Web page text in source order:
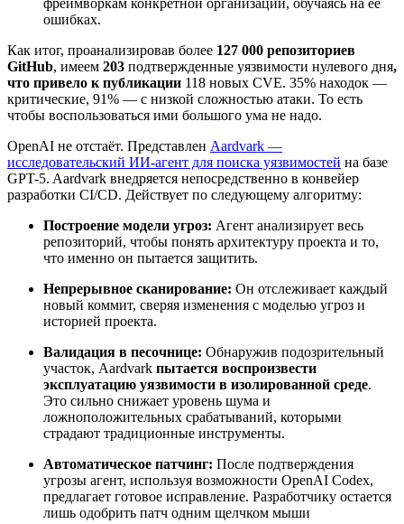
ошибках.
Как итог, проанализировав более 127 000 репозиториев
GitHub, имеем 203 подтвержденные уязвимости нулевого дня,
что привело к публикации 118 новых CVE. 35% находок —
критические, 91% — с низкой сложностью атаки. То есть
чтобы воспользоваться ими большого ума не надо.
OpenAI не отстаёт. Представлен Aardvark —
исследовательский ИИ-агент для поиска уязвимостей на базе
GPT-5. Aardvark внедряется непосредственно в конвейер
разработки CI/CD. Действует по следующему алгоритму:
Построение модели угроз: Агент анализирует весь
репозиторий, чтобы понять архитектуру проекта и то,
что именно он пытается защитить.
Непрерывное сканирование: Он отслеживает каждый
новый коммит, сверяя изменения с моделью угроз и
историей проекта.
Валидация в песочнице: Обнаружив подозрительный
участок, Aardvark пытается воспроизвести
эксплуатацию уязвимости в изолированной среде.
Это сильно снижает уровень шума и
ложноположительных срабатываний, которыми
страдают традиционные инструменты.
Автоматическое патчинг: После подтверждения
угрозы агент, используя возможности OpenAI Codex,
предлагает готовое исправление. Разработчику остается
лишь одобрить патч одним щелчком мыши